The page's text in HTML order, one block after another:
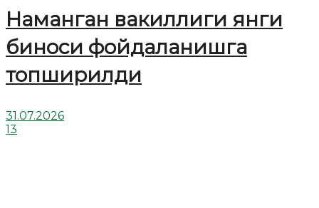
Наманган вакиллиги янги
биноси фойдаланишга
топширилди
31.07.2026
13